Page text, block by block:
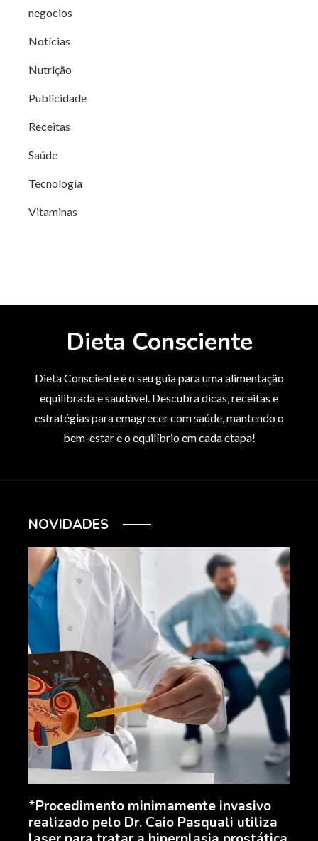
negocios
Notícias
Nutrição
Publicidade
Receitas
Saúde
Tecnologia
Vitaminas
Dieta Consciente
Dieta Consciente é o seu guia para uma alimentação
equilibrada e saudável. Descubra dicas, receitas e
estratégias para emagrecer com saúde, mantendo o
bem-estar e o equilíbrio em cada etapa!
NOVIDADES
*Procedimento minimamente invasivo
realizado pelo Dr. Caio Pasquali utiliza